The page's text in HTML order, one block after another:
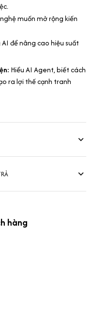
muốn mở rộng kiến
để nâng cao hiệu suất
Hiểu AI Agent, biết cách
ra lợi thế cạnh tranh
hàng